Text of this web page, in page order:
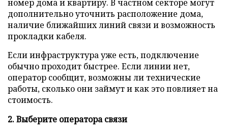
номер дома и квартиру. В частном секторе могут
дополнительно уточнить расположение дома,
наличие ближайших линий связи и возможность
прокладки кабеля.
Если инфраструктура уже есть, подключение
обычно проходит быстрее. Если линии нет,
оператор сообщит, возможны ли технические
работы, сколько они займут и как это повлияет на
стоимость.
2. Выберите оператора связи